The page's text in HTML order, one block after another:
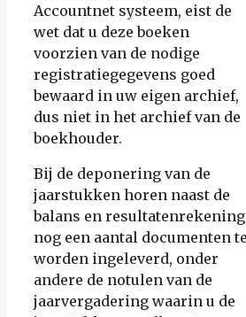
Accountnet systeem, eist de
wet dat u deze boeken
voorzien van de nodige
registratiegegevens goed
bewaard in uw eigen archief,
dus niet in het archief van de
boekhouder.
Bij de deponering van de
jaarstukken horen naast de
balans en resultatenrekening
nog een aantal documenten te
worden ingeleverd, onder
andere de notulen van de
jaarvergadering waarin u de